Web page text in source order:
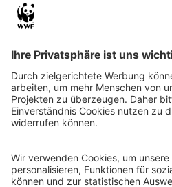
WWF Deutschland
Reinhardtstr. 18
10117 Berlin
Ihre Spende kann steuerlich